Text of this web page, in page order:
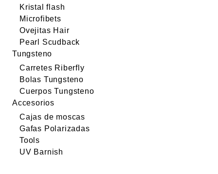
Kristal flash
Microfibets
Ovejitas Hair
Pearl Scudback
Tungsteno
Carretes Riberfly
Bolas Tungsteno
Cuerpos Tungsteno
Accesorios
Cajas de moscas
Gafas Polarizadas
Tools
UV Barnish